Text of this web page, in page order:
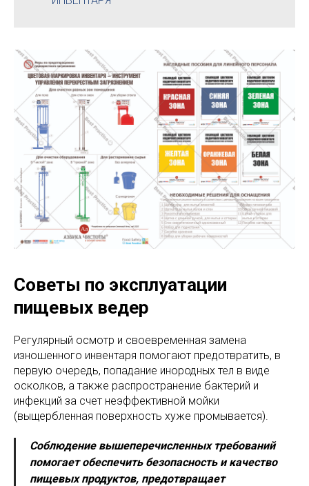
Советы по эксплуатации
пищевых ведер
Регулярный осмотр и своевременная замена
изношенного инвентаря помогают предотвратить, в
первую очередь, попадание инородных тел в виде
осколков, а также распространение бактерий и
инфекций за счет неэффективной мойки
(выщербленная поверхность хуже промывается).
Соблюдение вышеперечисленных требований
помогает обеспечить безопасность и качество
пищевых продуктов, предотвращает